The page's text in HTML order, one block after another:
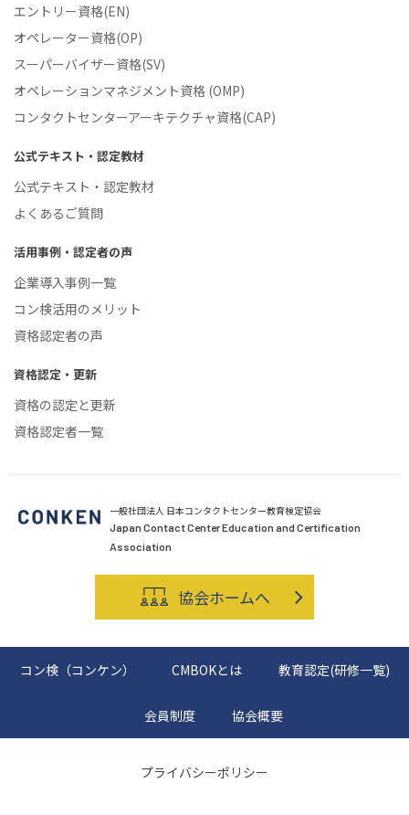
エントリー資格(EN)
オペレーター資格(OP)
スーパーバイザー資格(SV)
オペレーションマネジメント資格 (OMP)
コンタクトセンターアーキテクチャ資格(CAP)
公式テキスト・認定教材
公式テキスト・認定教材
よくあるご質問
活用事例・認定者の声
企業導入事例一覧
コン検活用のメリット
資格認定者の声
資格認定・更新
資格の認定と更新
資格認定者一覧
一般社団法人 日本コンタクトセンター教育検定協会
Japan Contact Center Education and Certification
Association
協会ホームへ
コン検（コンケン） CMBOKとは 教育認定(研修一覧)
会員制度 協会概要
プライバシーポリシー